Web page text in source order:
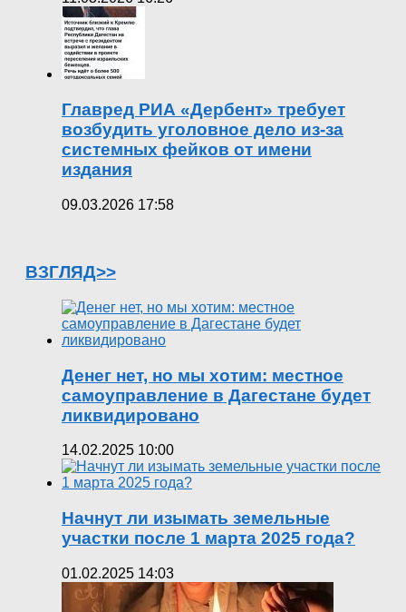
Главред РИА «Дербент» требует
возбудить уголовное дело из-за
системных фейков от имени
издания
09.03.2026 17:58
ВЗГЛЯД>>
Денег нет, но мы хотим: местное
самоуправление в Дагестане будет
ликвидировано
14.02.2025 10:00
Начнут ли изымать земельные
участки после 1 марта 2025 года?
01.02.2025 14:03